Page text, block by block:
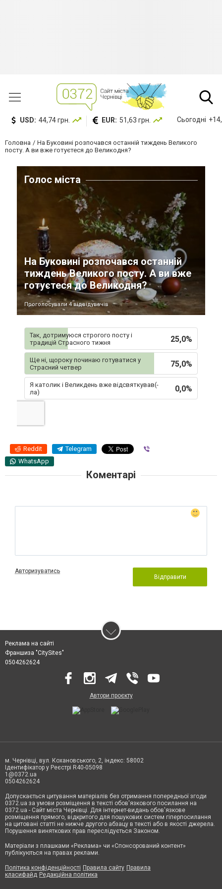
USD: 44,74 грн. EUR: 51,63 грн. Сьогодні
Головна
На Буковині розпочався останній тиждень Великого
посту. А ви вже готуєтеся до Великодня?
Голос міста
На Буковині розпочався останній
тиждень Великого посту. А ви вже
готуєтеся до Великодня?
Проголосували 4 відвідувачів
25,0%
Так, дотримуюся строгого посту і
традицій Страсного тижня
75,0%
Ще ні, щороку починаю готуватися у
Страсний четвер
0,0%
Я католик і Великдень вже відсвяткував(-
ла)
Reddit Telegram
WhatsApp
Коментарі
Авторизуватись
Відправити
Реклама на сайті
Франшиза "CitySites"
0504262624
Автори проєкту
м. Чернівці, вул. Кохановського, 2, індекс: 58002
Ідентифікатор у Реєстрі R40-05098
1@0372.ua
0504262624
Допускається цитування матеріалів без отримання попередньої згоди
0372.ua за умови розміщення в тексті обов'язкового посилання на
0372.ua - Сайт міста Чернівці. Для інтернет-видань обов'язкове
розміщення прямого, відкритого для пошукових систем гіперпосилання
на цитовані статті не нижче другого абзацу в тексті або в якості джерела.
Порушення виняткових прав переслідується Законом.
Матеріали з плашками «Реклама» чи «Спонсорований контент»
публікуються на правах реклами.
Політика конфіденційності Правила сайту Правила
класифайд Редакційна політика